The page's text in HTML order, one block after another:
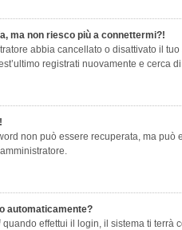
ma non riesco più a connettermi?!
abbia cancellato o disattivato il
registrati nuovamente e cerca
non può essere recuperata, ma
automaticamente?
quando effettui il login, il sistema ti terrà